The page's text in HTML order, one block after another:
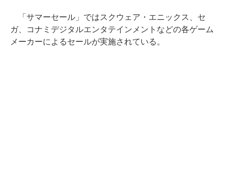
「サマーセール」ではスクウェア・エニックス、セ
ガ、コナミデジタルエンタテインメントなどの各ゲーム
メーカーによるセールが実施されている。